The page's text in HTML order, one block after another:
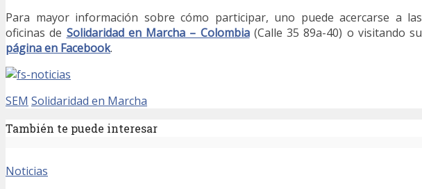
Para mayor información sobre cómo participar, uno puede acercarse a las
oficinas de Solidaridad en Marcha – Colombia(Calle 35 89a-40) o visitando su
página en Facebook.
SEM Solidaridad en Marcha
También te puede interesar
Noticias